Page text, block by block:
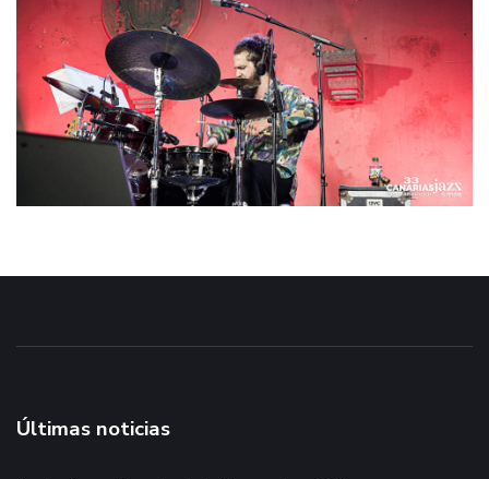
Últimas noticias